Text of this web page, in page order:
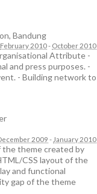
, Bandung
February 2010- October 2010
Attribute -
and press purposes. -
- Building network to
2009 - January 2010
the theme created by
CSS layout of the
and functional
gap of the theme